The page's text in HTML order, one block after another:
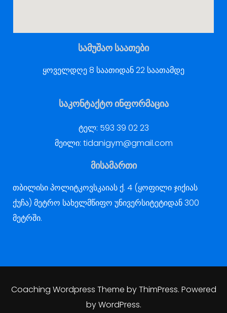
სამუშაო საათები
ყოველდღე 8 საათიდან 22 საათამდე
საკონტაქტო ინფორმაცია
ტელ: 593 39 02 23
მეილი: tidanigym@gmail.com
მისამართი
თბილისი პოლიტკოვსკაიას ქ. 4 (ყოფილი ჯიქიას
ქუჩა) მეტრო სახელმწიფო უნივერსიტეტიდან 300
მეტრში.
Coaching Wordpress Theme byThimPress. Powered
by WordPress.